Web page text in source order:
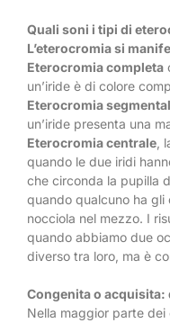
Quali soni i tipi di
L’eterocromia si
Eterocromia completa
un’iride è di colore
Eterocromia
un’iride presenta una
Eterocromia centrale ,
quando le due iridi
che circonda la pupilla
quando qualcuno ha
nocciola nel mezzo. I
quando abbiamo due
diverso tra loro, ma è
Congenita o acquisita:
Nella maggior parte dei